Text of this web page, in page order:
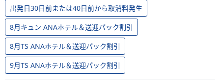
出発日30日前または40日前から取消料発生
8月キュン ANAホテル＆送迎パック割引
8月TS ANAホテル＆送迎パック割引
9月TS ANAホテル＆送迎パック割引